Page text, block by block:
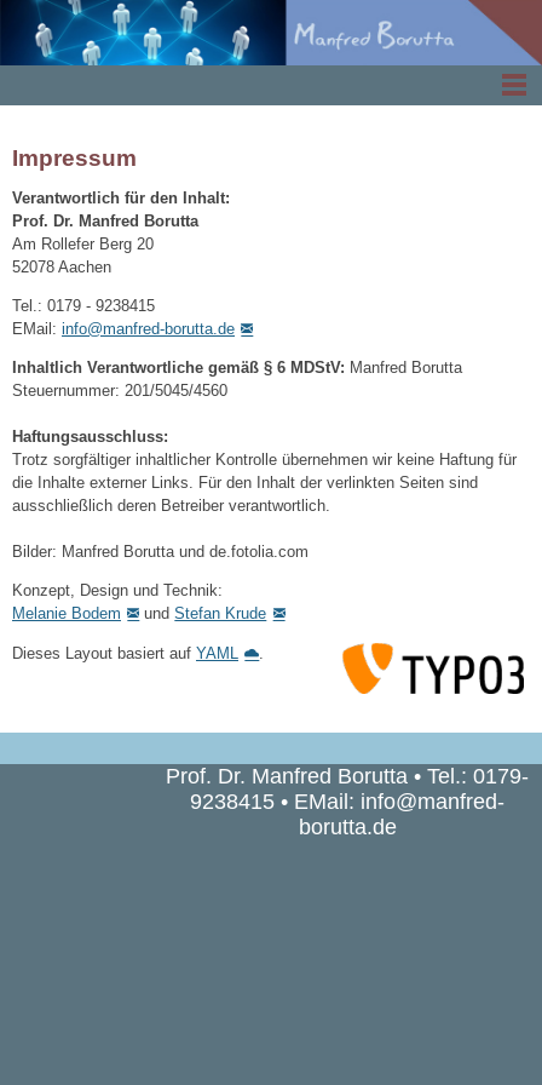
Impressum
Verantwortlich für den Inhalt:
Prof. Dr. Manfred Borutta
Am Rollefer Berg 20
52078 Aachen
Tel.: 0179 - 9238415
EMail: info@manfred-borutta.de
Inhaltlich Verantwortliche gemäß § 6 MDStV: Manfred Borutta
Steuernummer: 201/5045/4560
Haftungsausschluss:
Trotz sorgfältiger inhaltlicher Kontrolle übernehmen wir keine Haftung für
die Inhalte externer Links. Für den Inhalt der verlinkten Seiten sind
ausschließlich deren Betreiber verantwortlich.
Bilder: Manfred Borutta und de.fotolia.com
Konzept, Design und Technik:
Melanie Bodem
undStefan Krude
Dieses Layout basiert auf YAML
Prof. Dr. Manfred Borutta • Tel.: 0179-
9238415 • EMail: info@manfred-
borutta.de